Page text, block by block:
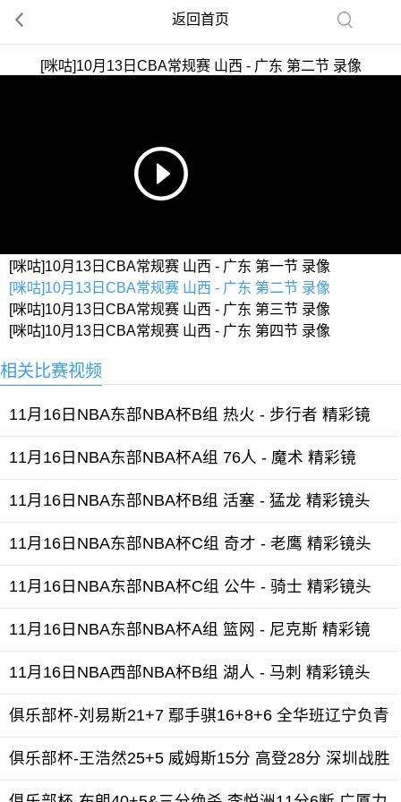
返回首页
[咪咕]10月13日CBA常规赛 山西 - 广东 第二节 录像
[咪咕]10月13日CBA常规赛 山西 - 广东 第一节 录像
[咪咕]10月13日CBA常规赛 山西 - 广东 第二节 录像
[咪咕]10月13日CBA常规赛 山西 - 广东 第三节 录像
[咪咕]10月13日CBA常规赛 山西 - 广东 第四节 录像
相关比赛视频
11月16日NBA东部NBA杯B组 热火 - 步行者 精彩镜
11月16日NBA东部NBA杯A组 76人 - 魔术 精彩镜
11月16日NBA东部NBA杯B组 活塞 - 猛龙 精彩镜头
11月16日NBA东部NBA杯C组 奇才 - 老鹰 精彩镜头
11月16日NBA东部NBA杯C组 公牛 - 骑士 精彩镜头
11月16日NBA东部NBA杯A组 篮网 - 尼克斯 精彩镜
11月16日NBA西部NBA杯B组 湖人 - 马刺 精彩镜头
俱乐部杯-刘易斯21+7 鄢手骐16+8+6 全华班辽宁负青
俱乐部杯-王浩然25+5 威姆斯15分 高登28分 深圳战胜